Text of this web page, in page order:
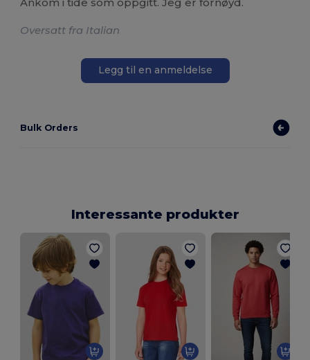
Oversatt fra Italian
Legg til en anmeldelse
Bulk Orders
Interessante produkter